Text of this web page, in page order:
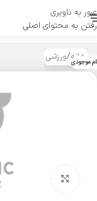
عبور به ناوبری
رفتن به محتوای اصلی
منو
خانه/ورزشی موجودی
بزرگنمایی تصویر